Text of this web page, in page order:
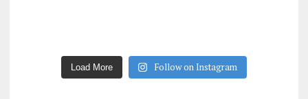
Load More Follow on Instagram